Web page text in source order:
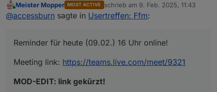
Meeting link:https://teams.live.com/meet/9321
Meister Mopper MOST ACTIVE schrieb am 9. Feb. 2025, 11:43
zuletzt editiert von
@accessburn sagte in Usertreffen: Ffm:
Reminder für heute (09.02.) 16 Uhr online!
Meeting link: https://teams.live.com/meet/9321
MOD-EDIT: link gekürzt!